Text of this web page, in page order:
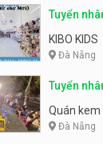
Tuyển
– Kibo Kid
KIBO KIDS
Đà Nẵng
Tuyển
dừa
Quán
Đà Nẵng